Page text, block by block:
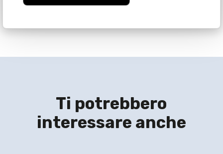
Ti potrebbero
interessare anche